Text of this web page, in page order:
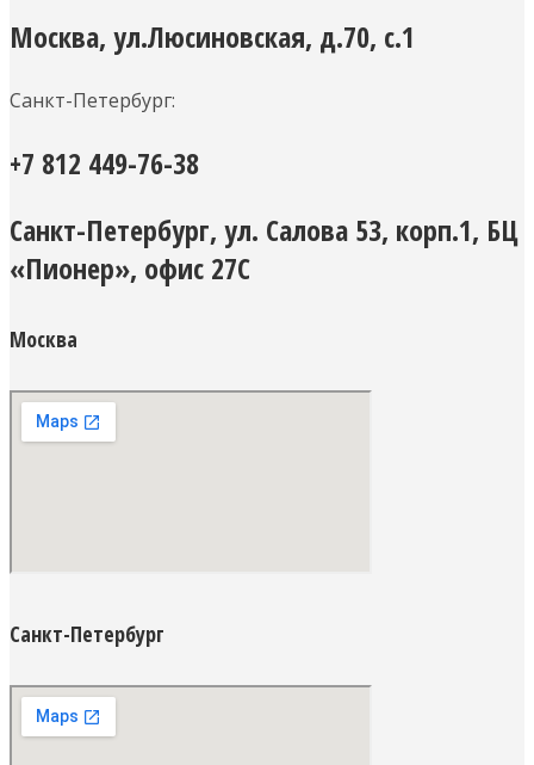
Москва, ул.Люсиновская, д.70, с.1
Санкт-Петербург:
+7 812 449-76-38
Санкт-Петербург, ул. Салова 53, корп.1, БЦ
«Пионер», офис 27С
Москва
Санкт-Петербург